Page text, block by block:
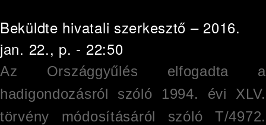
Beküldte hivatali szerkesztő – 2016.
jan. 22., p. - 22:50
Az Országgyűlés elfogadta a
hadigondozásról szóló 1994. évi XLV.
törvény módosításáról szóló T/4972.